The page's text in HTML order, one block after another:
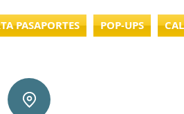
PASAPORTES POP-UPS